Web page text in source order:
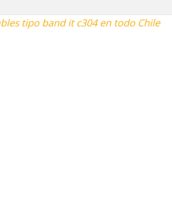
tipo band it c304 en todo Chile